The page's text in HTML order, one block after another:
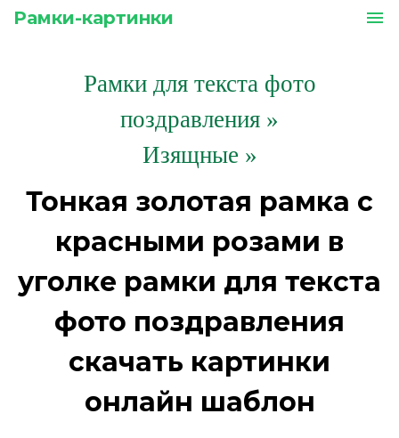
Рамки-картинки menu
Рамки для текста фото
поздравления »
Изящные »
Тонкая золотая рамка с
красными розами в
уголке рамки для текста
фото поздравления
скачать картинки
онлайн шаблон